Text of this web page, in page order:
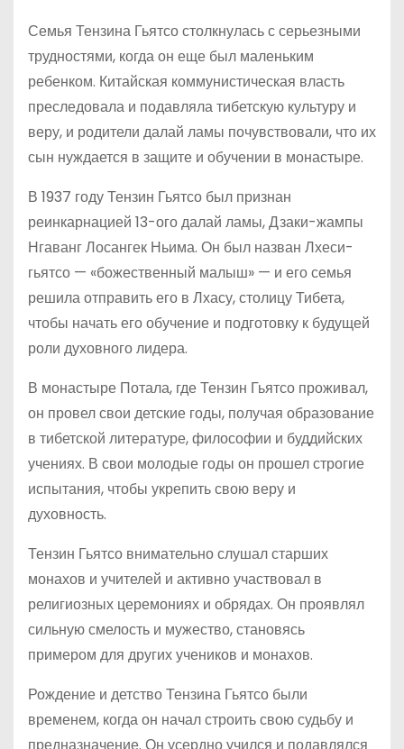
Семья Тензина Гьятсо столкнулась с серьезными
трудностями, когда он еще был маленьким
ребенком. Китайская коммунистическая власть
преследовала и подавляла тибетскую культуру и
веру, и родители далай ламы почувствовали, что их
сын нуждается в защите и обучении в монастыре.
В 1937 году Тензин Гьятсо был признан
реинкарнацией 13-ого далай ламы, Дзаки-жампы
Нгаванг Лосангек Ньима. Он был назван Лхеси-
гьятсо — «божественный малыш» — и его семья
решила отправить его в Лхасу, столицу Тибета,
чтобы начать его обучение и подготовку к будущей
роли духовного лидера.
В монастыре Потала, где Тензин Гьятсо проживал,
он провел свои детские годы, получая образование
в тибетской литературе, философии и буддийских
учениях. В свои молодые годы он прошел строгие
испытания, чтобы укрепить свою веру и
духовность.
Тензин Гьятсо внимательно слушал старших
монахов и учителей и активно участвовал в
религиозных церемониях и обрядах. Он проявлял
сильную смелость и мужество, становясь
примером для других учеников и монахов.
Рождение и детство Тензина Гьятсо были
временем, когда он начал строить свою судьбу и